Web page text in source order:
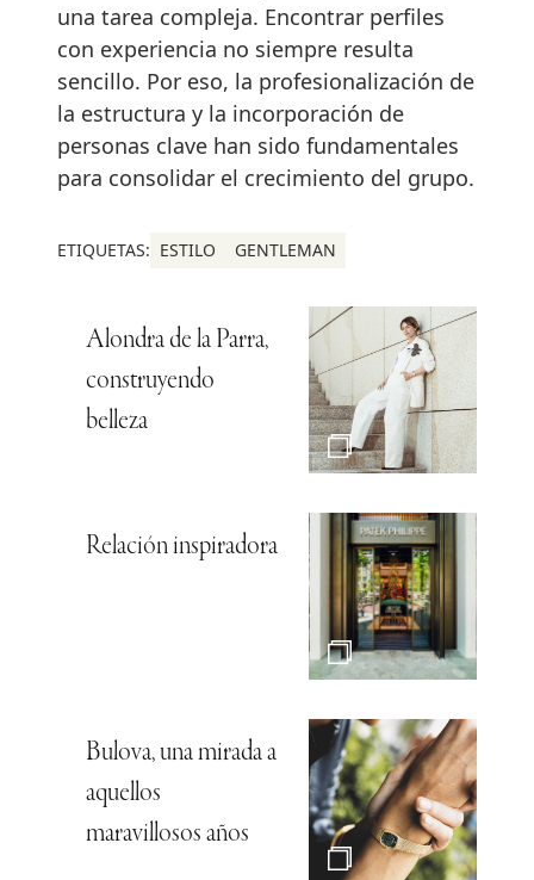
una tarea compleja. Encontrar perfiles
con experiencia no siempre resulta
sencillo. Por eso, la profesionalización de
la estructura y la incorporación de
personas clave han sido fundamentales
para consolidar el crecimiento del grupo.
ETIQUETAS: ESTILO GENTLEMAN
Alondra de la Parra,
construyendo
belleza
Relación inspiradora
Bulova, una mirada a
aquellos
maravillosos años